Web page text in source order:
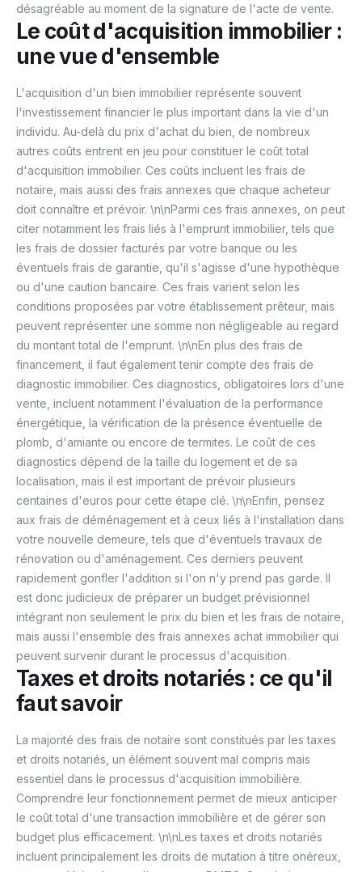
désagréable au moment de la signature de l'acte de vente.
Le coût d'acquisition immobilier :
une vue d'ensemble
L'acquisition d'un bien immobilier représente souvent
l'investissement financier le plus important dans la vie d'un
individu. Au-delà du prix d'achat du bien, de nombreux
autres coûts entrent en jeu pour constituer le coût total
d'acquisition immobilier. Ces coûts incluent les frais de
notaire, mais aussi des frais annexes que chaque acheteur
doit connaître et prévoir. \n\nParmi ces frais annexes, on peut
citer notamment les frais liés à l'emprunt immobilier, tels que
les frais de dossier facturés par votre banque ou les
éventuels frais de garantie, qu'il s'agisse d'une hypothèque
ou d'une caution bancaire. Ces frais varient selon les
conditions proposées par votre établissement prêteur, mais
peuvent représenter une somme non négligeable au regard
du montant total de l'emprunt. \n\nEn plus des frais de
financement, il faut également tenir compte des frais de
diagnostic immobilier. Ces diagnostics, obligatoires lors d'une
vente, incluent notamment l'évaluation de la performance
énergétique, la vérification de la présence éventuelle de
plomb, d'amiante ou encore de termites. Le coût de ces
diagnostics dépend de la taille du logement et de sa
localisation, mais il est important de prévoir plusieurs
centaines d'euros pour cette étape clé. \n\nEnfin, pensez
aux frais de déménagement et à ceux liés à l'installation dans
votre nouvelle demeure, tels que d'éventuels travaux de
rénovation ou d'aménagement. Ces derniers peuvent
rapidement gonfler l'addition si l'on n'y prend pas garde. Il
est donc judicieux de préparer un budget prévisionnel
intégrant non seulement le prix du bien et les frais de notaire,
mais aussi l'ensemble des frais annexes achat immobilier qui
peuvent survenir durant le processus d'acquisition.
Taxes et droits notariés : ce qu'il
faut savoir
La majorité des frais de notaire sont constitués par les taxes
et droits notariés, un élément souvent mal compris mais
essentiel dans le processus d'acquisition immobilière.
Comprendre leur fonctionnement permet de mieux anticiper
le coût total d'une transaction immobilière et de gérer son
budget plus efficacement. \n\nLes taxes et droits notariés
incluent principalement les droits de mutation à titre onéreux,